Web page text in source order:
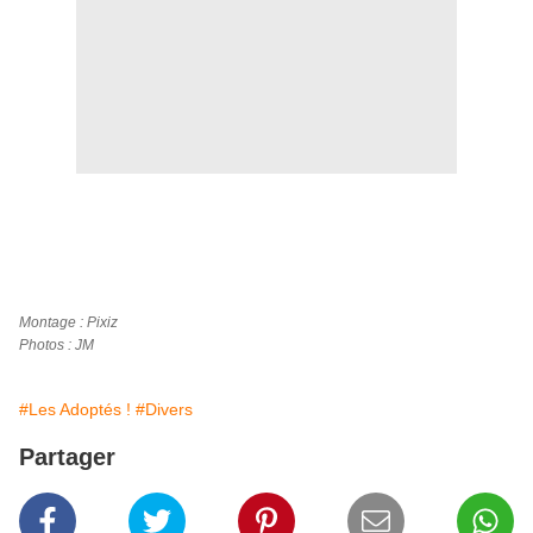
Montage : Pixiz
Photos : JM
#Les Adoptés ! #Divers
Partager